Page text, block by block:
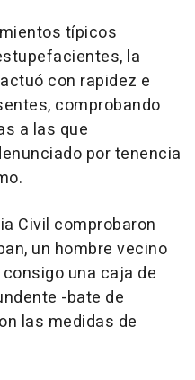
típicos
la
con rapidez e
comprobando
a las que
por tenencia
Civil comprobaron
un hombre vecino
una caja de
-bate de
las medidas de